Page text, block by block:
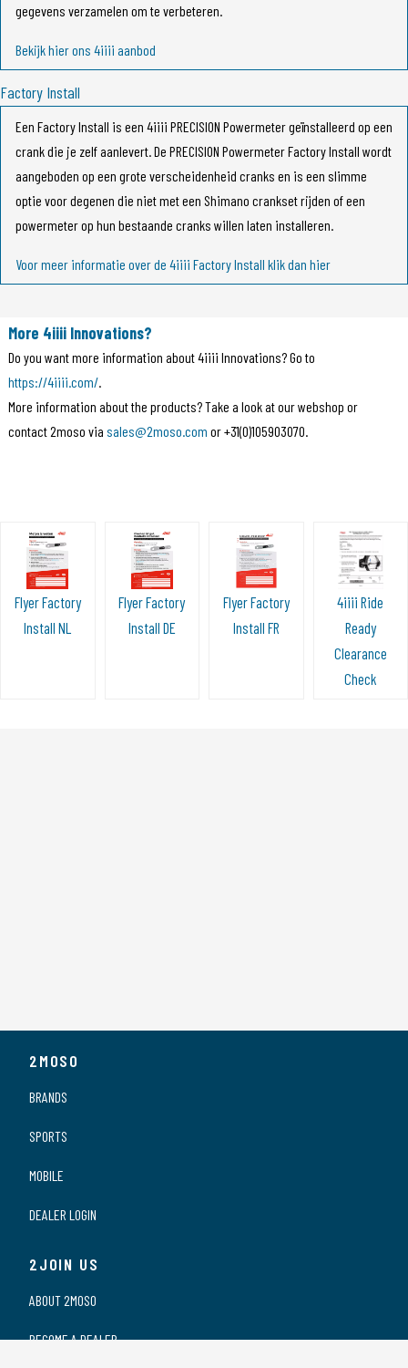
Hartslagmeters
gegevens verzamelen om te verbeteren.
Bekijk hier ons 4iiii aanbod
Factory Install
Een Factory Install is een 4iiii PRECISION Powermeter geïnstalleerd op een
crank die je zelf aanlevert. De PRECISION Powermeter Factory Install wordt
aangeboden op een grote verscheidenheid cranks en is een slimme
optie voor degenen die niet met een Shimano crankset rijden of een
powermeter op hun bestaande cranks willen laten installeren.
Voor meer informatie over de 4iiii Factory Install klik dan hier
More 4iiii Innovations?
Do you want more information about 4iiii Innovations? Go to
https://4iiii.com/.
More information about the products? Take a look at our webshop or
contact 2moso via sales@2moso.com or +31(0)105903070.
Flyer Factory
Install NL
Flyer Factory
Install DE
Flyer Factory
Install FR
4iiii Ride
Ready
Clearance
Check
2MOSO
BRANDS
SPORTS
MOBILE
DEALER LOGIN
2JOIN US
ABOUT 2MOSO
BECOME A DEALER